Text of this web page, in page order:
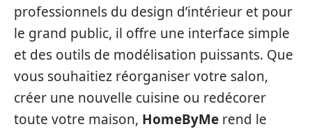
professionnels du design d’intérieur et pour
le grand public, il offre une interface simple
et des outils de modélisation puissants. Que
vous souhaitiez réorganiser votre salon,
créer une nouvelle cuisine ou redécorer
toute votre maison, HomeByMe rend le